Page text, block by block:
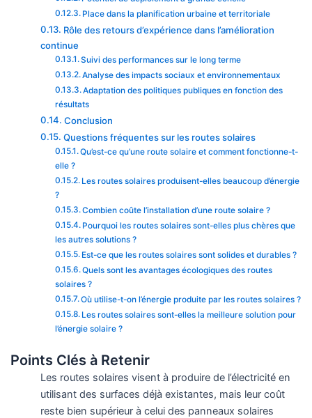
Place dans la planification urbaine et territoriale
Rôle des retours d’expérience dans l’amélioration
continue
Suivi des performances sur le long terme
Analyse des impacts sociaux et environnementaux
Adaptation des politiques publiques en fonction des
résultats
Conclusion
Questions fréquentes sur les routes solaires
Qu’est-ce qu’une route solaire et comment fonctionne-t-
elle ?
Les routes solaires produisent-elles beaucoup d’énergie
?
Combien coûte l’installation d’une route solaire ?
Pourquoi les routes solaires sont-elles plus chères que
les autres solutions ?
Est-ce que les routes solaires sont solides et durables ?
Quels sont les avantages écologiques des routes
solaires ?
Où utilise-t-on l’énergie produite par les routes solaires ?
Les routes solaires sont-elles la meilleure solution pour
l’énergie solaire ?
Points Clés à Retenir
Les routes solaires visent à produire de l’électricité en
utilisant des surfaces déjà existantes, mais leur coût
reste bien supérieur à celui des panneaux solaires